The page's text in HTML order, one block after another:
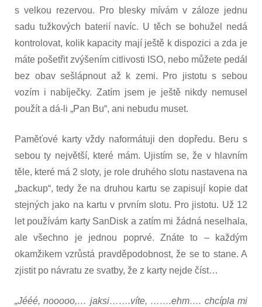
s velkou rezervou. Pro blesky mívám v záloze jednu
sadu tužkových baterií navíc. U těch se bohužel nedá
kontrolovat, kolik kapacity mají ještě k dispozici a zda je
máte pošetřit zvýšením citlivosti ISO, nebo můžete pedál
bez obav sešlápnout až k zemi. Pro jistotu s sebou
vozím i nabíječky. Zatím jsem je ještě nikdy nemusel
použít a dá-li „Pan Bu“, ani nebudu muset.
Paměťové karty vždy naformátuji den dopředu. Beru s
sebou ty největší, které mám. Ujistím se, že v hlavním
těle, které má 2 sloty, je role druhého slotu nastavena na
„backup“, tedy že na druhou kartu se zapisují kopie dat
stejných jako na kartu v prvním slotu. Pro jistotu. Už 12
let používám karty SanDisk a zatím mi žádná neselhala,
ale všechno je jednou poprvé. Znáte to – každým
okamžikem vzrůstá pravděpodobnost, že se to stane. A
zjistit po návratu ze svatby, že z karty nejde číst…
„Jééé, nooooo,… jaksi…….víte, …….ehm…. chcípla mi